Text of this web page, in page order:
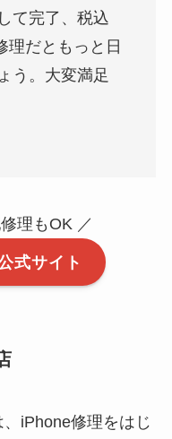
て完了、税込
理だともっと日
う。大変満足
理もOK ／
式サイト
iPhone修理をはじ